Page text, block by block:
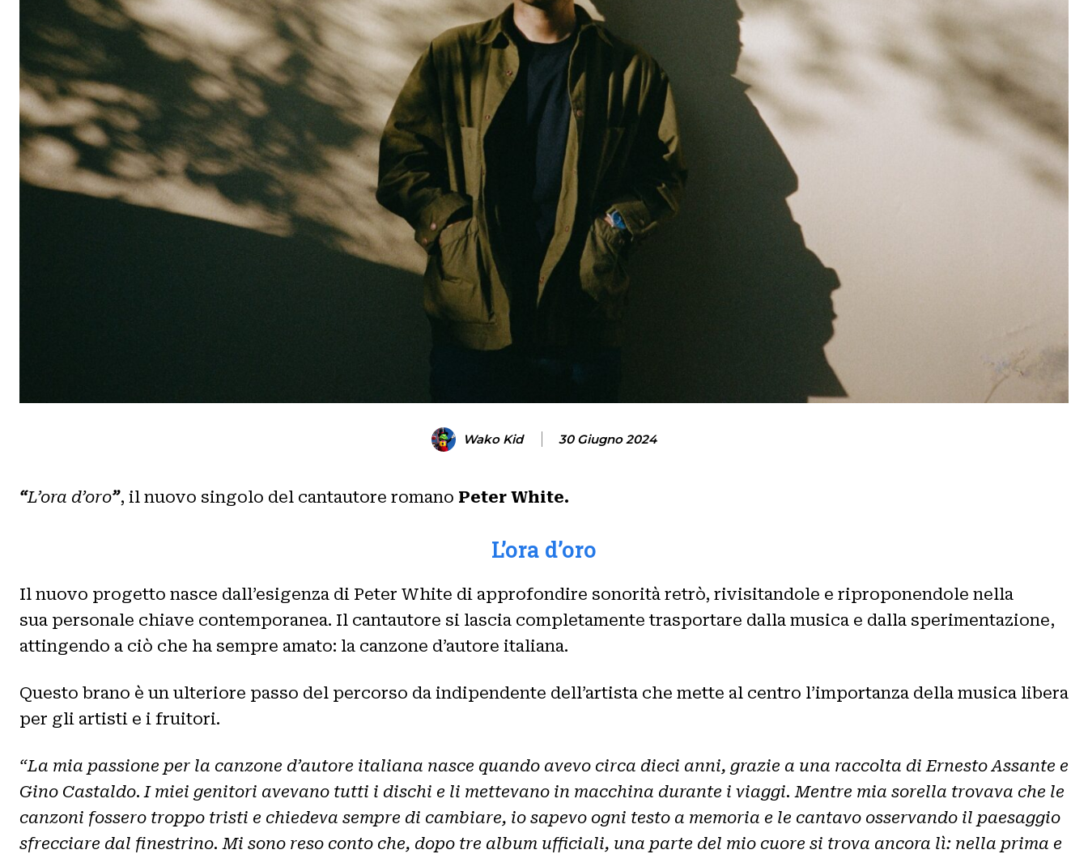
Wako Kid 30 Giugno 2024
“L’ora d’oro”, il nuovo singolo del cantautore romano Peter White.
L’ora d’oro
Il nuovo progetto nasce dall’esigenza di Peter White di approfondire sonorità retrò, rivisitandole e riproponendole nella
sua personale chiave contemporanea. Il cantautore si lascia completamente trasportare dalla musica e dalla sperimentazione,
attingendo a ciò che ha sempre amato: la canzone d’autore italiana.
Questo brano è un ulteriore passo del percorso da indipendente dell’artista che mette al centro l’importanza della musica libera
per gli artisti e i fruitori.
“La mia passione per la canzone d’autore italiana nasce quando avevo circa dieci anni, grazie a una raccolta di Ernesto Assante e
Gino Castaldo.I miei genitori avevano tutti i dischi e li mettevano in macchina durante i viaggi. Mentre mia sorella trovava che le
canzoni fossero troppo tristi e chiedeva sempre di cambiare, io sapevo ogni testo a memoria e le cantavo osservando il paesaggio
sfrecciare dal finestrino. Mi sono reso conto che, dopo tre album ufficiali, una parte del mio cuore si trova ancora lì: nella prima e